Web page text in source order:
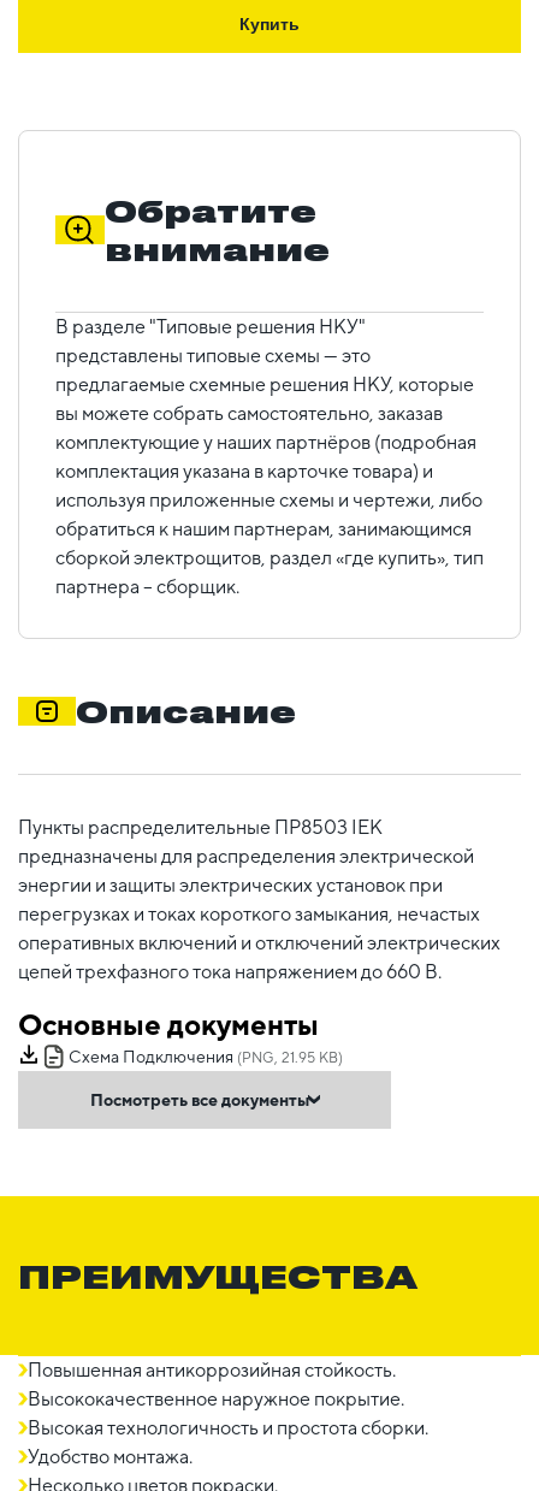
Купить
Обратите
внимание
В разделе "Типовые решения НКУ"
представлены типовые схемы — это
предлагаемые схемные решения НКУ, которые
вы можете собрать самостоятельно, заказав
комплектующие у наших партнёров (подробная
комплектация указана в карточке товара) и
используя приложенные схемы и чертежи, либо
обратиться к нашим партнерам, занимающимся
сборкой электрощитов, раздел «где купить», тип
партнера – сборщик.
Описание
Пункты распределительные ПР8503 IEK
предназначены для распределения электрической
энергии и защиты электрических установок при
перегрузках и токах короткого замыкания, нечастых
оперативных включений и отключений электрических
цепей трехфазного тока напряжением до 660 В.
Основные документы
Схема Подключения (PNG, 21.95 KB)
Посмотреть все документы
ПРЕИМУЩЕСТВА
Повышенная антикоррозийная стойкость.
Высококачественное наружное покрытие.
Высокая технологичность и простота сборки.
Удобство монтажа.
Несколько цветов покраски.